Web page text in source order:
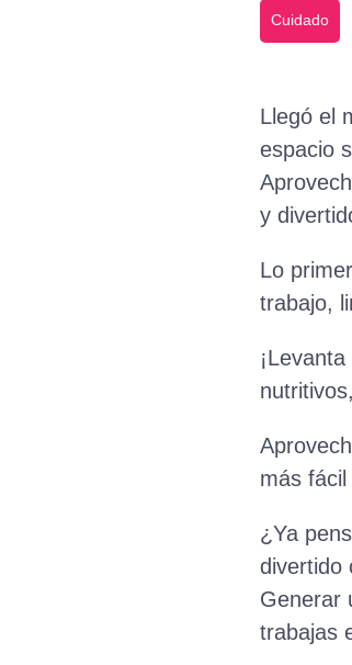
Cuidado
Llegó el
espacio
y
Lo
trabajo,
más
¿Ya
divertido
Generar
trabajas